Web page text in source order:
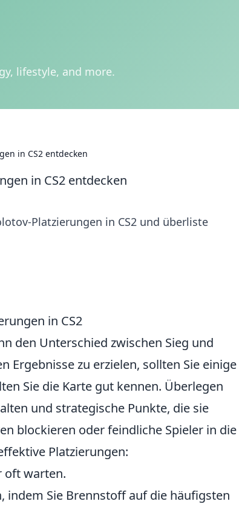
lifestyle, and more.
in CS2 entdecken
in CS2 entdecken
Platzierungen in CS2 und überliste
in CS2
den Unterschied zwischen Sieg und
Ergebnisse zu erzielen, sollten Sie einige
Sie die Karte gut kennen. Überlegen
und strategische Punkte, die sie
blockieren oder feindliche Spieler in die
Platzierungen:
oft warten.
indem Sie Brennstoff auf die häufigsten